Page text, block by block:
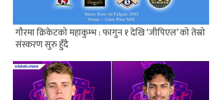
गौरमा क्रिकेटको महाकुम्भ : फागुन १ देखि ‘जीपिएल’ को तेस्रो
संस्करण सुरु हुँदै